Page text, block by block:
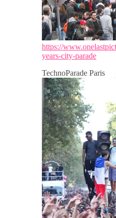
https://
years-city-parade
TechnoParade Paris